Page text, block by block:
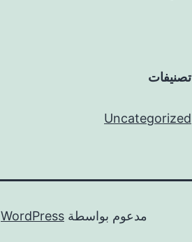
تصنيفات
Uncategorized
مدعوم بواسطة WordPress